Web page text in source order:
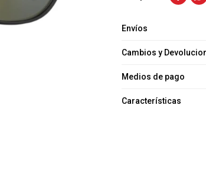
Envíos
Cambios y
Medios de pago
Características